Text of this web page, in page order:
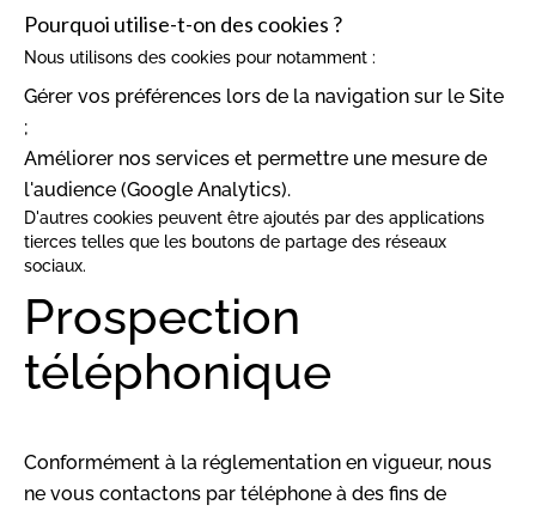
Pourquoi utilise-t-on des cookies ?
Nous utilisons des cookies pour notamment :
Gérer vos préférences lors de la navigation sur le Site
;
Améliorer nos services et permettre une mesure de
l'audience (Google Analytics).
D'autres cookies peuvent être ajoutés par des applications
tierces telles que les boutons de partage des réseaux
sociaux.
Prospection
téléphonique
Conformément à la réglementation en vigueur, nous
ne vous contactons par téléphone à des fins de